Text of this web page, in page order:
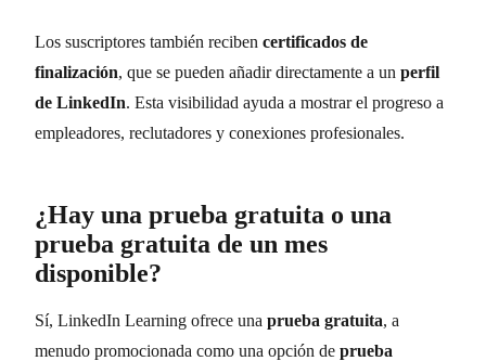
Los suscriptores también reciben certificados de
finalización, que se pueden añadir directamente a un perfil
de LinkedIn. Esta visibilidad ayuda a mostrar el progreso a
empleadores, reclutadores y conexiones profesionales.
¿Hay una prueba gratuita o una
prueba gratuita de un mes
disponible?
Sí, LinkedIn Learning ofrece una prueba gratuita, a
menudo promocionada como una opción de prueba